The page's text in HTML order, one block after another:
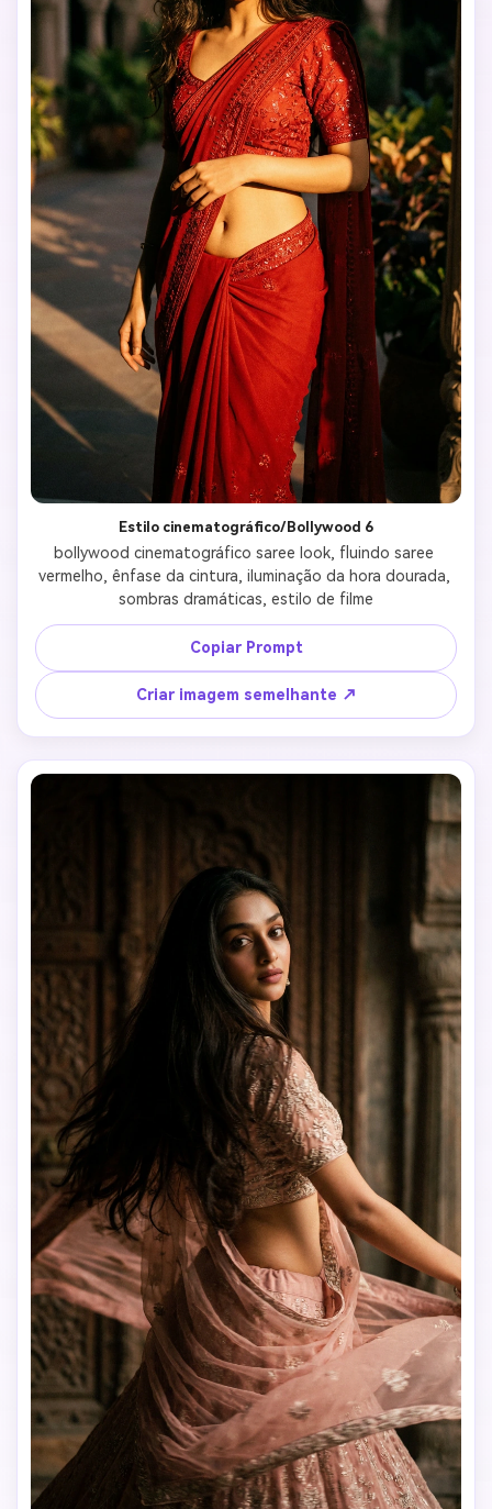
Estilo cinematográfico/Bollywood 6
bollywood cinematográfico saree look, fluindo saree
vermelho, ênfase da cintura, iluminação da hora dourada,
sombras dramáticas, estilo de filme
Copiar Prompt
Criar imagem semelhante ↗
Crie imagens com
IA sem limites.
100% grátis!
Comece Grátis →